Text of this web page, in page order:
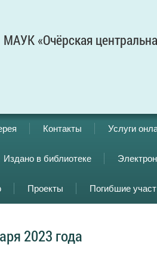
МАУК «Очёрская
Контакты Услуги
Издано в библиотеке
Проекты Погибшие
2023 года